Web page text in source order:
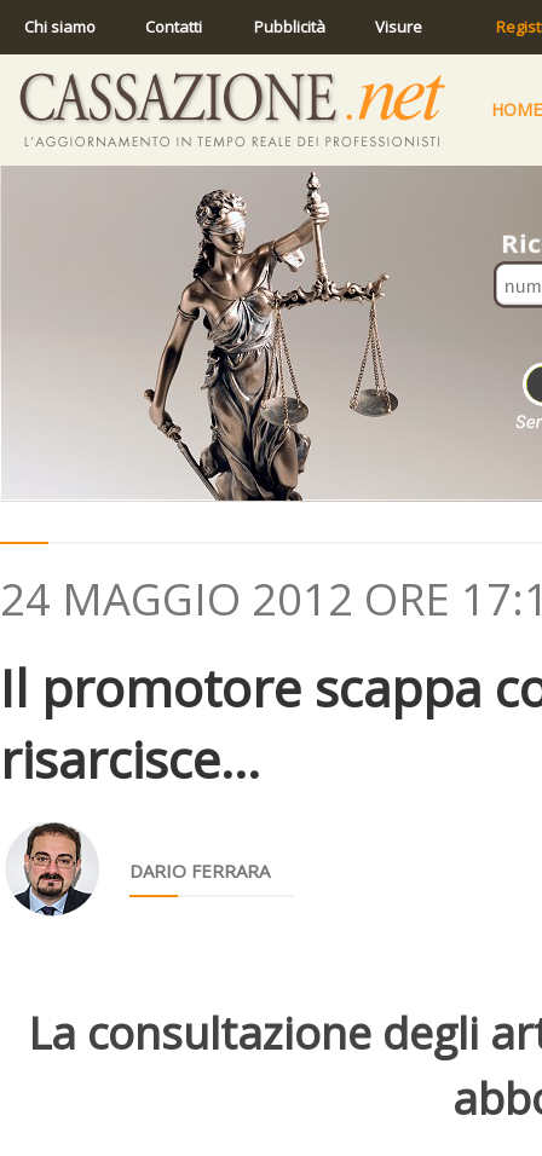
Chi siamo Contatti Pubblicità Visure
HOME
24 MAGGIO 2012 ORE
Il promotore scappa
risarcisce...
DARIO FERRARA
La consultazione degli